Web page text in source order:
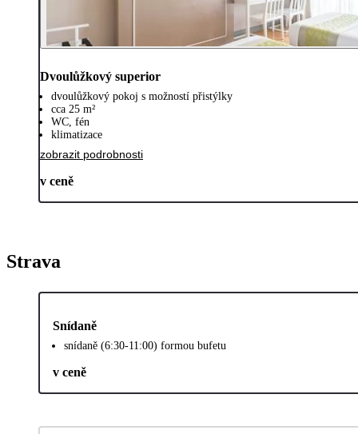
Dvoulůžkový superior
dvoulůžkový pokoj s možností přistýlky
cca 25 m²
WC, fén
klimatizace
zobrazit podrobnosti
v ceně
Strava
Snídaně
snídaně (6:30-11:00) formou bufetu
v ceně